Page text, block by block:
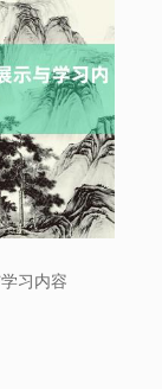
习内容
+1.47%